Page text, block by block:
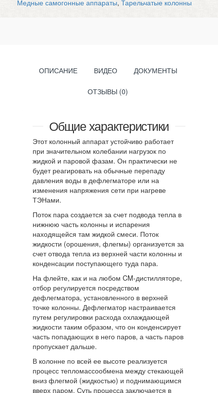
Медные самогонные аппараты, Тарельчатые колонны
ОПИСАНИЕ ВИДЕО ДОКУМЕНТЫ
ОТЗЫВЫ (0)
Общие характеристики
Этот колонный аппарат устойчиво работает
при значительном колебании нагрузок по
жидкой и паровой фазам. Он практически не
будет реагировать на обычные перепаду
давления воды в дефлегматоре или на
изменения напряжения сети при нагреве
ТЭНами.
Поток пара создается за счет подвода тепла в
нижнюю часть колонны и испарения
находящейся там жидкой смеси. Поток
жидкости (орошения, флегмы) организуется за
счет отвода тепла из верхней части колонны и
конденсации поступающего туда пара.
На флейте, как и на любом CM-дистилляторе,
отбор регулируется посредством
дефлегматора, установленного в верхней
точке колонны. Дефлегматор настраивается
путем регулировки расхода охлаждающей
жидкости таким образом, что он конденсирует
часть попадающих в него паров, а часть паров
пропускает дальше.
В колонне по всей ее высоте реализуется
процесс тепломассообмена между стекающей
вниз флегмой (жидкостью) и поднимающимся
вверх паром. Суть процесса заключается в